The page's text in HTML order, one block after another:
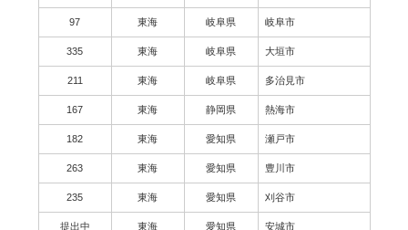
97 東海 岐阜県 岐阜市
335 東海 岐阜県 大垣市
211 東海 岐阜県 多治見市
167 東海 静岡県 熱海市
182 東海 愛知県 瀬戸市
263 東海 愛知県 豊川市
235 東海 愛知県 刈谷市
提出中 東海 愛知県 安城市